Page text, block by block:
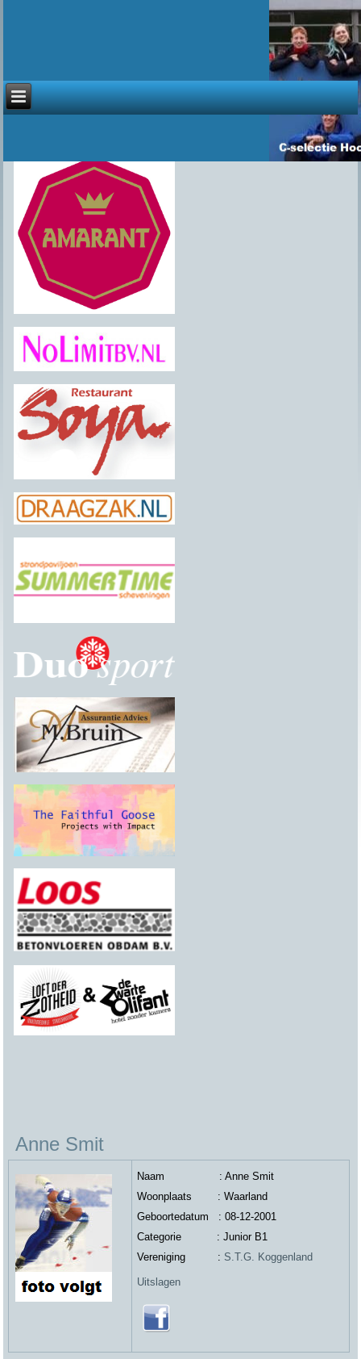
Anne Smit
Naam : Anne Smit
Woonplaats : Waarland
Geboortedatum : 08-12-2001
Categorie : Junior B1
Vereniging : S.T.G. Koggenland
Uitslagen